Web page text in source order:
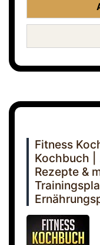
Fitness
Kochbuch |
Rezepte &